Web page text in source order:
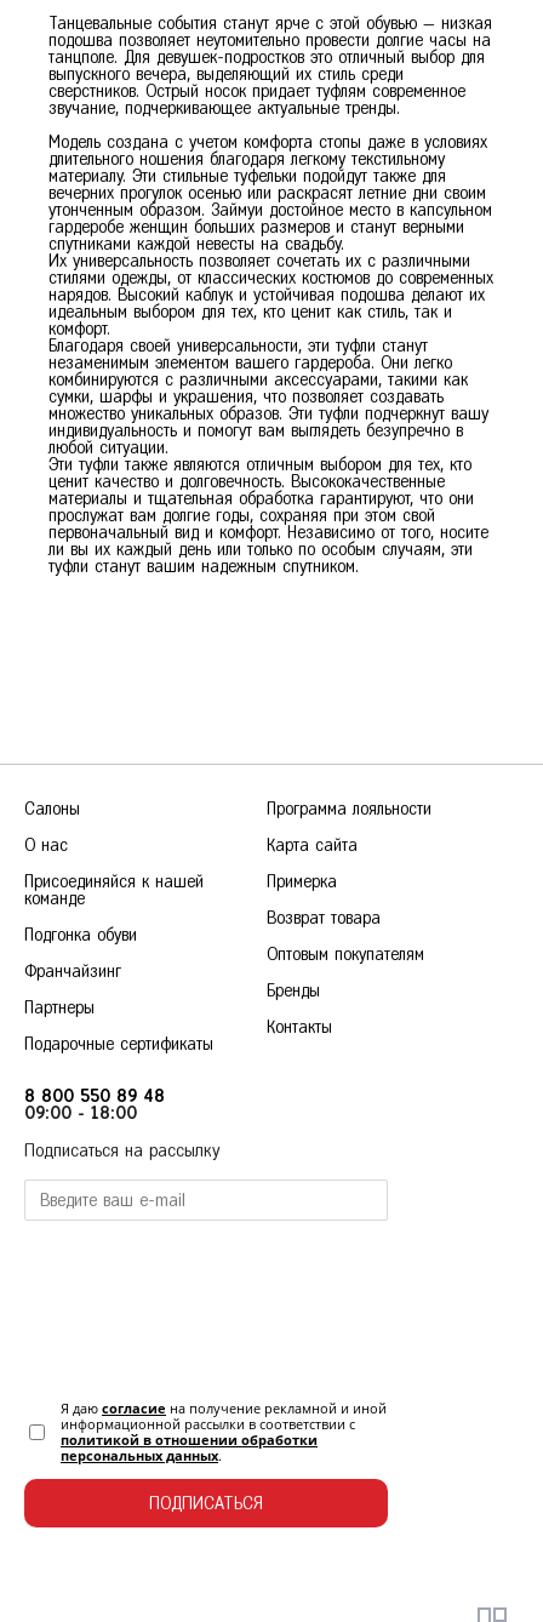
Танцевальные события станут ярче с этой обувью — низкая
подошва позволяет неутомительно провести долгие часы на
танцполе. Для девушек-подростков это отличный выбор для
выпускного вечера, выделяющий их стиль среди
сверстников. Острый носок придает туфлям современное
звучание, подчеркивающее актуальные тренды.
Модель создана с учетом комфорта стопы даже в условиях
длительного ношения благодаря легкому текстильному
материалу. Эти стильные туфельки подойдут также для
вечерних прогулок осенью или раскрасят летние дни своим
утонченным образом. Займуи достойное место в капсульном
гардеробе женщин больших размеров и станут верными
спутниками каждой невесты на свадьбу.
Их универсальность позволяет сочетать их с различными
стилями одежды, от классических костюмов до современных
нарядов. Высокий каблук и устойчивая подошва делают их
идеальным выбором для тех, кто ценит как стиль, так и
комфорт.
Благодаря своей универсальности, эти туфли станут
незаменимым элементом вашего гардероба. Они легко
комбинируются с различными аксессуарами, такими как
сумки, шарфы и украшения, что позволяет создавать
множество уникальных образов. Эти туфли подчеркнут вашу
индивидуальность и помогут вам выглядеть безупречно в
любой ситуации.
Эти туфли также являются отличным выбором для тех, кто
ценит качество и долговечность. Высококачественные
материалы и тщательная обработка гарантируют, что они
прослужат вам долгие годы, сохраняя при этом свой
первоначальный вид и комфорт. Независимо от того, носите
ли вы их каждый день или только по особым случаям, эти
туфли станут вашим надежным спутником.
Салоны
О нас
Присоединяйся к нашей
команде
Подгонка обуви
Франчайзинг
Партнеры
Подарочные сертификаты
Программа лояльности
Карта сайта
Примерка
Возврат товара
Оптовым покупателям
Бренды
Контакты
8 800 550 89 48
09:00 - 18:00
Подписаться на рассылку
Я даю согласие на получение рекламной и иной
информационной рассылки в соответствии с
политикой в отношении обработки
персональных данных.
ПОДПИСАТЬСЯ
36 37 38 39 40